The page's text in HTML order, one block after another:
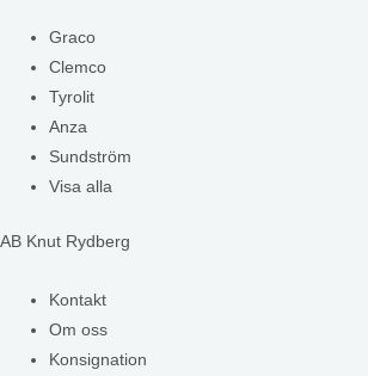
Graco
Clemco
Tyrolit
Anza
Sundström
Visa alla
AB Knut Rydberg
Kontakt
Om oss
Konsignation